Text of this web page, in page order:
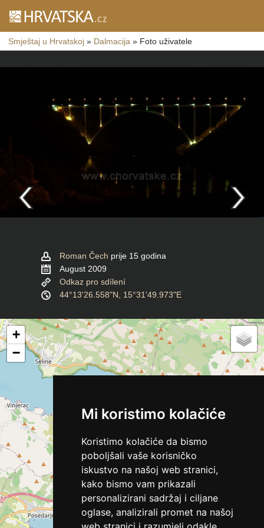
Mi koristimo kolačiće
Koristimo kolačiće da bismo
poboljšali vaše korisničko
iskustvo na našoj web stranici,
kako bismo vam prikazali
personalizirani sadržaj i ciljane
oglase, analizirali promet na našoj
Smještaj u Hrvatskoj » Dalmacija » Foto uživatele
Roman Čech prije 15 godina
August 2009
Odkaz pro sdílení
44°13'26.558"N, 15°31'49.973"E
+
−